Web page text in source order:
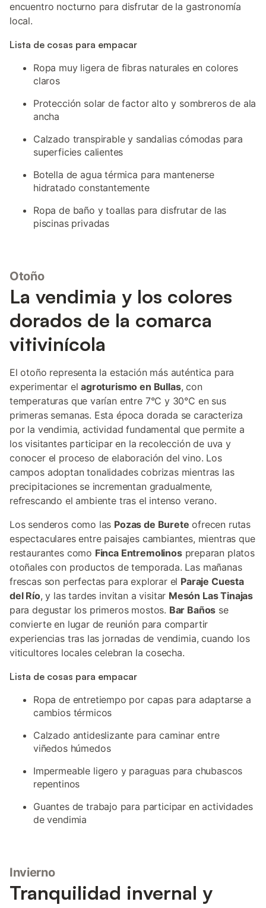
encuentro nocturno para disfrutar de la gastronomía
local.
Lista de cosas para empacar
Ropa muy ligera de fibras naturales en colores
claros
Protección solar de factor alto y sombreros de ala
ancha
Calzado transpirable y sandalias cómodas para
superficies calientes
Botella de agua térmica para mantenerse
hidratado constantemente
Ropa de baño y toallas para disfrutar de las
piscinas privadas
Otoño
La vendimia y los colores
dorados de la comarca
vitivinícola
El otoño representa la estación más auténtica para
experimentar elagroturismo en Bullas, con
temperaturas que varían entre 7°C y 30°C en sus
primeras semanas. Esta época dorada se caracteriza
por la vendimia, actividad fundamental que permite a
los visitantes participar en la recolección de uva y
conocer el proceso de elaboración del vino. Los
campos adoptan tonalidades cobrizas mientras las
precipitaciones se incrementan gradualmente,
refrescando el ambiente tras el intenso verano.
Los senderos como las Pozas de Burete ofrecen rutas
espectaculares entre paisajes cambiantes, mientras que
restaurantes como Finca Entremolinospreparan platos
otoñales con productos de temporada. Las mañanas
frescas son perfectas para explorar el Paraje Cuesta
del Río, y las tardes invitan a visitar Mesón Las Tinajas
para degustar los primeros mostos. Bar Baños se
convierte en lugar de reunión para compartir
experiencias tras las jornadas de vendimia, cuando los
viticultores locales celebran la cosecha.
Lista de cosas para empacar
Ropa de entretiempo por capas para adaptarse a
cambios térmicos
Calzado antideslizante para caminar entre
viñedos húmedos
Impermeable ligero y paraguas para chubascos
repentinos
Guantes de trabajo para participar en actividades
de vendimia
Invierno
Tranquilidad invernal y